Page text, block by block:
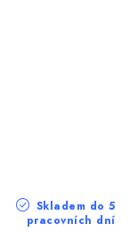
Skladem do 5
pracovních dní